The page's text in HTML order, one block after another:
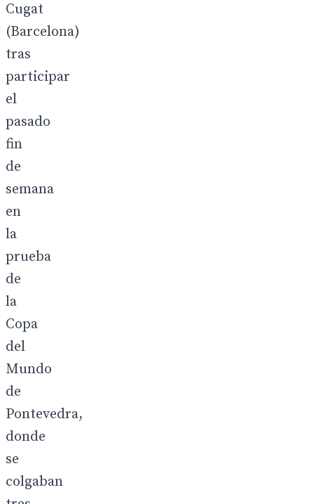
Cugat
(Barcelona)
tras
participar
el
pasado
fin
de
semana
en
la
prueba
de
la
Copa
del
Mundo
de
Pontevedra,
donde
se
colgaban